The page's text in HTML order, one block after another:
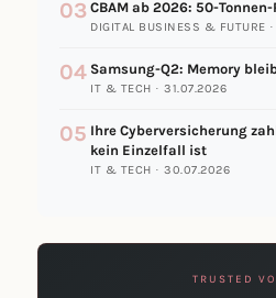
03 CBAM ab 2026: 50-
DIGITAL BUSINESS & FUTURE
04 Samsung-Q2: Memory
IT & TECH · 31.07.2026
05 Ihre Cyberversicherung
kein Einzelfall ist
IT & TECH · 30.07.2026
TRUSTED